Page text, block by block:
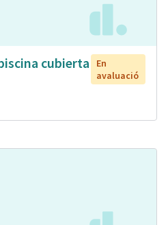
cubierta
En
avaluació